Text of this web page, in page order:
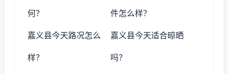
何？ 件怎么样？
嘉义县今天路况怎么
样？
嘉义县今天适合晾晒
吗？